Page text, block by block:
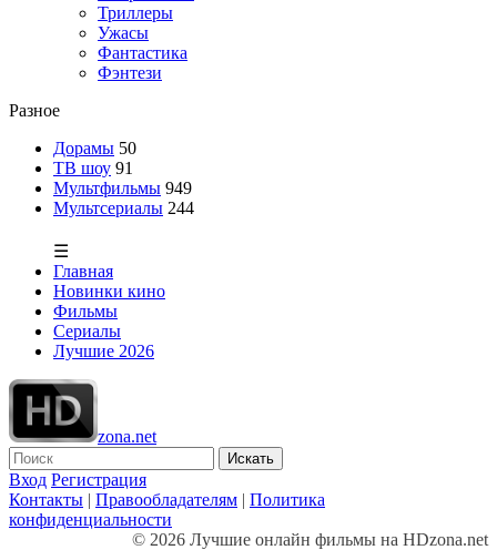
Триллеры
Ужасы
Фантастика
Фэнтези
Разное
Дорамы 50
ТВ шоу 91
Мультфильмы 949
Мультсериалы 244
☰
Главная
Новинки кино
Фильмы
Сериалы
Лучшие 2026
zona.net
Искать
Вход Регистрация
Контакты | Правообладателям | Политика
конфиденциальности
© 2026 Лучшие онлайн фильмы на HDzona.net